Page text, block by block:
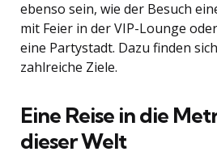
ebenso sein, wie der Besuch
mit Feier in der VIP-Lounge
eine Partystadt. Dazu finden
zahlreiche Ziele.
Eine Reise in die
dieser Welt